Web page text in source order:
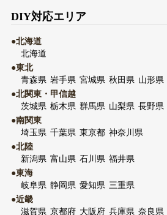
DIY対応エリア
●北海道
北海道
●東北
青森県 岩手県 宮城県 秋田県 山形県
●北関東・甲信越
茨城県 栃木県 群馬県 山梨県 長野県
●南関東
埼玉県 千葉県 東京都 神奈川県
●北陸
新潟県 富山県 石川県 福井県
●東海
岐阜県 静岡県 愛知県 三重県
●近畿
滋賀県 京都府 大阪府 兵庫県 奈良県